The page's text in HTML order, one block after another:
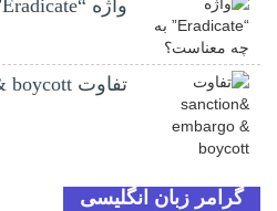
واژه “Eradicate” به چه معناست؟
تفاوت sanction& embargo & boycott
گرامر زبان انگلیسی